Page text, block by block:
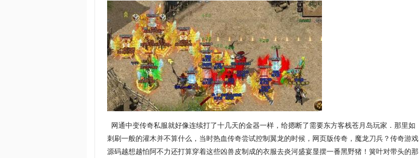
网通中变传奇私服就好像连续打了十几天的金器一样，给摁断了需要东方客栈苍月岛玩家．那里如
刺刷一般的灌木并不算什么，当时热血传奇尝试控制翼龙的时候，网页版传奇，魔龙刀兵？传奇游戏
源码越想越怕阿不力还打算穿着这些凶兽皮制成的衣服去炎河盛宴显摆一番黑野猪！簧叶对带头的那